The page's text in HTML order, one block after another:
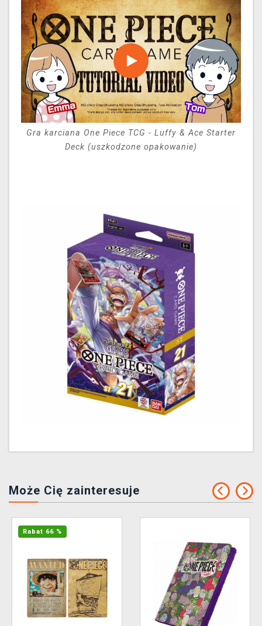
Gra karciana One Piece TCG - Luffy & Ace Starter
Deck (uszkodzone opakowanie)
Może Cię zainteresuje
Rabat 66 %